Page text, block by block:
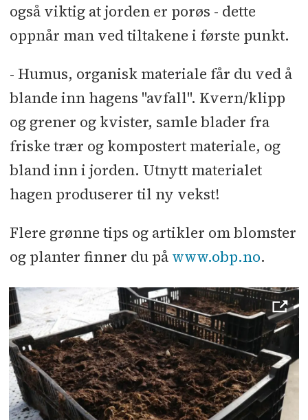
også viktig at jorden er porøs - dette
oppnår man ved tiltakene i første punkt.
- Humus, organisk materiale får du ved å
blande inn hagens "avfall". Kvern/klipp
og grener og kvister, samle blader fra
friske trær og kompostert materiale, og
bland inn i jorden. Utnytt materialet
hagen produserer til ny vekst!
Flere grønne tips og artikler om blomster
og planter finner du på www.obp.no.